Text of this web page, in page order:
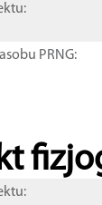
PRNG: